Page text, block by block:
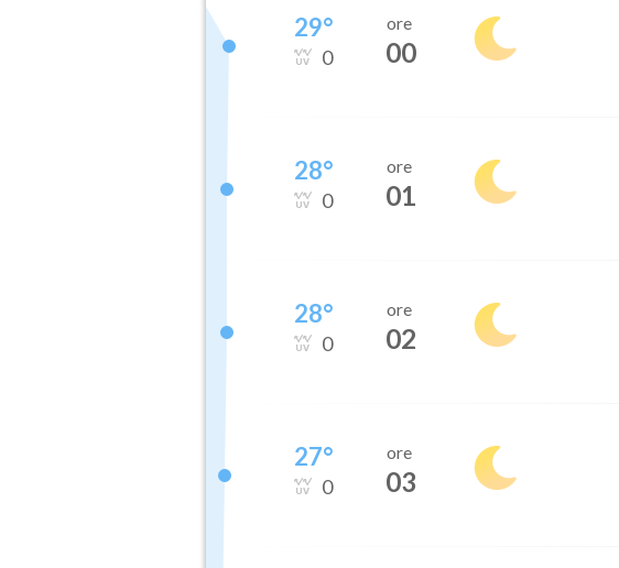
29°
0
ore
00
28°
0
ore
01
28°
0
ore
02
27°
0
ore
03